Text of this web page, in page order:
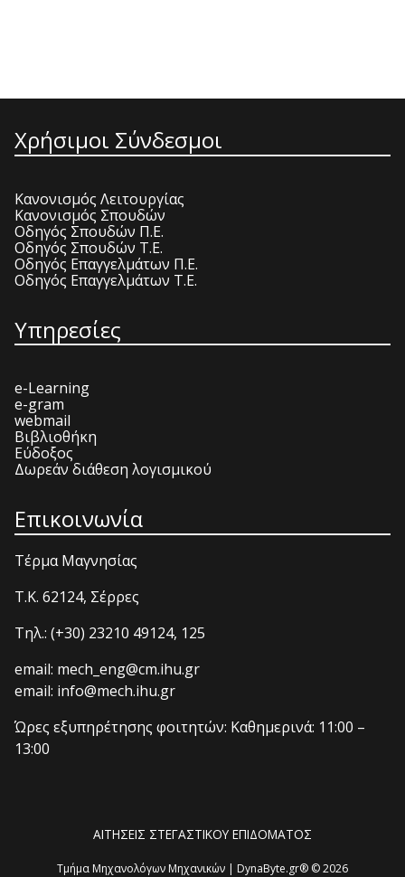
Χρήσιμοι Σύνδεσμοι
Κανονισμός Λειτουργίας
Κανονισμός Σπουδών
Οδηγός Σπουδών Π.Ε.
Οδηγός Σπουδών Τ.Ε.
Οδηγός Επαγγελμάτων Π.Ε.
Οδηγός Επαγγελμάτων Τ.Ε.
Υπηρεσίες
e-Learning
e-gram
webmail
Βιβλιοθήκη
Εύδοξος
Δωρεάν διάθεση λογισμικού
Επικοινωνία
Τέρμα Μαγνησίας
T.K. 62124, Σέρρες
Τηλ.: (+30) 23210 49124, 125
email: mech_eng@cm.ihu.gr
email: info@mech.ihu.gr
Ώρες εξυπηρέτησης φοιτητών: Καθημερινά: 11:00 –
13:00
ΑΙΤΗΣΕΙΣ ΣΤΕΓΑΣΤΙΚΟΥ ΕΠΙΔΟΜΑΤΟΣ
Τμήμα Μηχανολόγων Μηχανικών | DynaByte.gr® © 2026